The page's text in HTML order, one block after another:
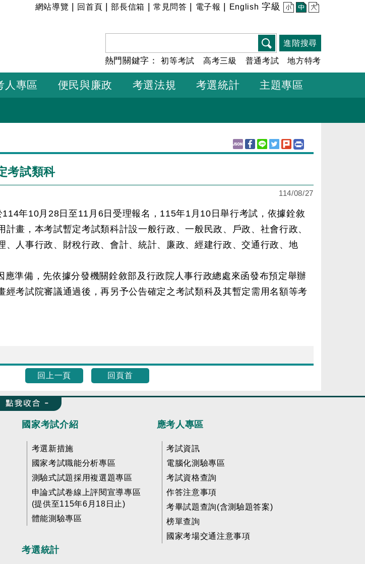
:::
網站導覽 回首頁 |部長信箱 常見問答 電子報 English 字級 小 中 大
進階搜尋
熱門關鍵字：初等考試 高考三級 普通考試 地方特考
人專區 便民與廉政 考選法規 考選統計 主題專區
考試類科
114/08/27
年10月28日至11月6日受理報名，115年1月10日舉行考試，依據銓敘
畫，本考試暫定考試類科計設一般行政、一般民政、戶政、社會行政、
、人事行政、財稅行政、會計、統計、廉政、經建行政、交通行政、地
應準備，先依據分發機關銓敘部及行政院人事行政總處來函發布預定舉辦
經考試院審議通過後，再另予公告確定之考試類科及其暫定需用名額等考
回上一頁 回頁首
FatFooter
國家考試介紹
考選新措施
國家考試職能分析專區
測驗式試題採用複選題專區
申論式試卷線上評閱宣導專區
(提供至115年6月18日止)
體能測驗專區
應考人專區
考試資訊
電腦化測驗專區
考試資格查詢
作答注意事項
考畢試題查詢(含測驗題答案)
榜單查詢
國家考場交通注意事項
考選統計